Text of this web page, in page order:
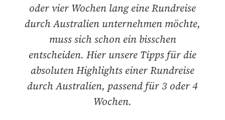
oder vier Wochen lang eine Rundreise
durch Australien unternehmen möchte,
muss sich schon ein bisschen
entscheiden. Hier unsere Tipps für die
absoluten Highlights einer Rundreise
durch Australien, passend für 3 oder 4
Wochen.